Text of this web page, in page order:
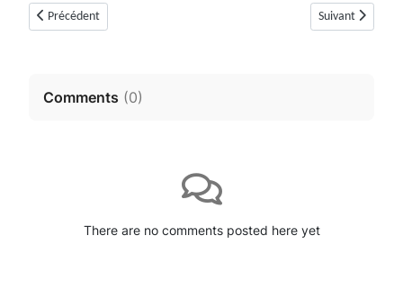
Article précédent : Tombe en blocs du Brusquet ou de Pisso Can (détruit)
Précédent Article suivant :
Suivant
Comments (0)
There are no comments posted here yet